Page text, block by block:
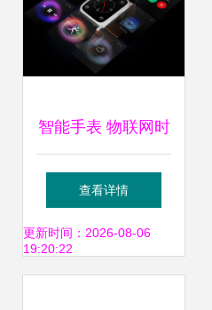
智能手表 物联网时
代的健康与效率伙
伴
查看详情
更新时间：2026-08-06
19:20:22